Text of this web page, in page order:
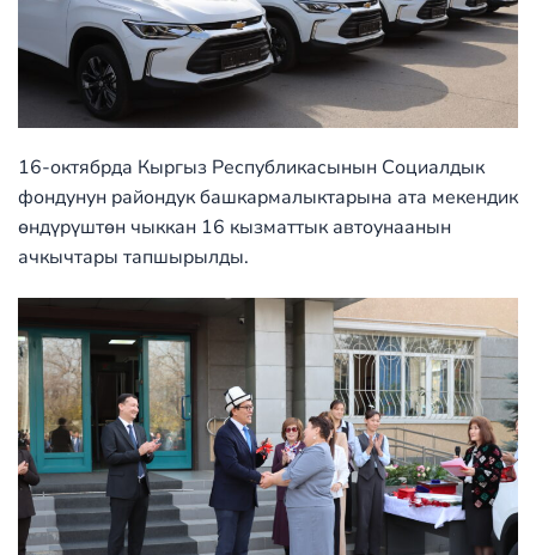
16-октябрда Кыргыз Республикасынын Социалдык
фондунун райондук башкармалыктарына ата мекендик
өндүрүштөн чыккан 16 кызматтык автоунаанын
ачкычтары тапшырылды.